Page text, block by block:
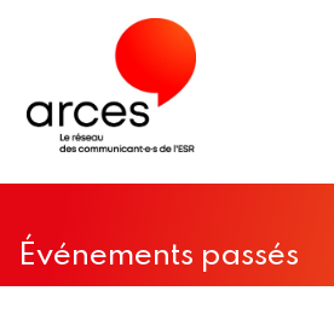
Événements passés